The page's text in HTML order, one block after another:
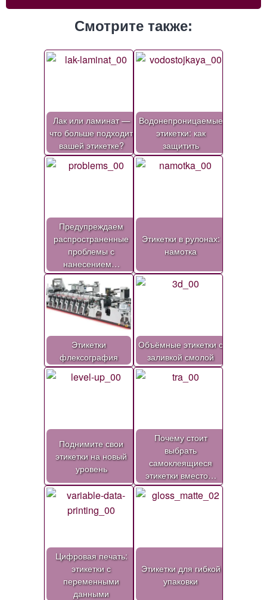
Смотрите также:
Лак или ламинат —
что больше подходит
вашей этикетке?
Водонепроницаемые
этикетки: как
защитить
Предупреждаем
распространенные
проблемы с
нанесением…
Этикетки в рулонах:
намотка
Этикетки
флексография
Объёмные этикетки с
заливкой смолой
Поднимите свои
этикетки на новый
уровень
Почему стоит
выбрать
самоклеящиеся
этикетки вместо…
Цифровая печать:
этикетки с
переменными
данными
Этикетки для гибкой
упаковки